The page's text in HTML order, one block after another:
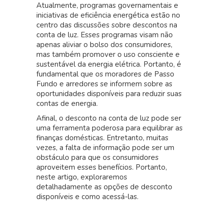
Atualmente, programas governamentais e
iniciativas de eficiência energética estão no
centro das discussões sobre descontos na
conta de luz. Esses programas visam não
apenas aliviar o bolso dos consumidores,
mas também promover o uso consciente e
sustentável da energia elétrica. Portanto, é
fundamental que os moradores de Passo
Fundo e arredores se informem sobre as
oportunidades disponíveis para reduzir suas
contas de energia.
Afinal, o desconto na conta de luz pode ser
uma ferramenta poderosa para equilibrar as
finanças domésticas. Entretanto, muitas
vezes, a falta de informação pode ser um
obstáculo para que os consumidores
aproveitem esses benefícios. Portanto,
neste artigo, exploraremos
detalhadamente as opções de desconto
disponíveis e como acessá-las.